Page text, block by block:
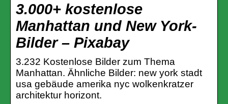
3.000+ kostenlose
Manhattan und New York-
Bilder – Pixabay
3.232 Kostenlose Bilder zum Thema
Manhattan. Ähnliche Bilder: new york stadt
usa gebäude amerika nyc wolkenkratzer
architektur horizont.